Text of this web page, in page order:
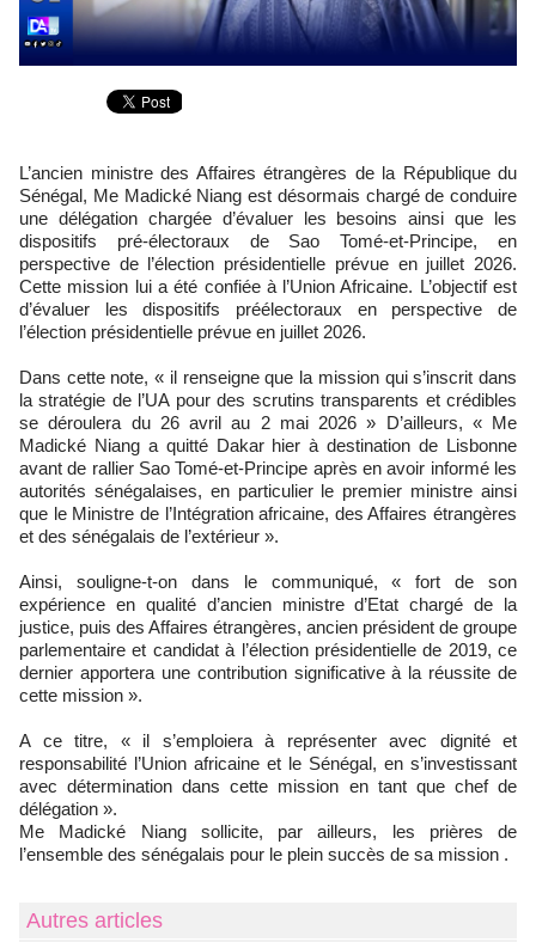
L’ancien ministre des Affaires étrangères de la République du
Sénégal, Me Madické Niang est désormais chargé de conduire
une délégation chargée d’évaluer les besoins ainsi que les
dispositifs pré-électoraux de Sao Tomé-et-Principe, en
perspective de l’élection présidentielle prévue en juillet 2026.
Cette mission lui a été confiée à l’Union Africaine. L’objectif est
d’évaluer les dispositifs préélectoraux en perspective de
l’élection présidentielle prévue en juillet 2026.
Dans cette note, « il renseigne que la mission qui s’inscrit dans
la stratégie de l’UA pour des scrutins transparents et crédibles
se déroulera du 26 avril au 2 mai 2026 » D’ailleurs, « Me
Madické Niang a quitté Dakar hier à destination de Lisbonne
avant de rallier Sao Tomé-et-Principe après en avoir informé les
autorités sénégalaises, en particulier le premier ministre ainsi
que le Ministre de l’Intégration africaine, des Affaires étrangères
et des sénégalais de l’extérieur ».
Ainsi, souligne-t-on dans le communiqué, « fort de son
expérience en qualité d’ancien ministre d’Etat chargé de la
justice, puis des Affaires étrangères, ancien président de groupe
parlementaire et candidat à l’élection présidentielle de 2019, ce
dernier apportera une contribution significative à la réussite de
cette mission ».
A ce titre, « il s’emploiera à représenter avec dignité et
responsabilité l’Union africaine et le Sénégal, en s’investissant
avec détermination dans cette mission en tant que chef de
délégation ».
Me Madické Niang sollicite, par ailleurs, les prières de
l’ensemble des sénégalais pour le plein succès de sa mission .
Autres articles